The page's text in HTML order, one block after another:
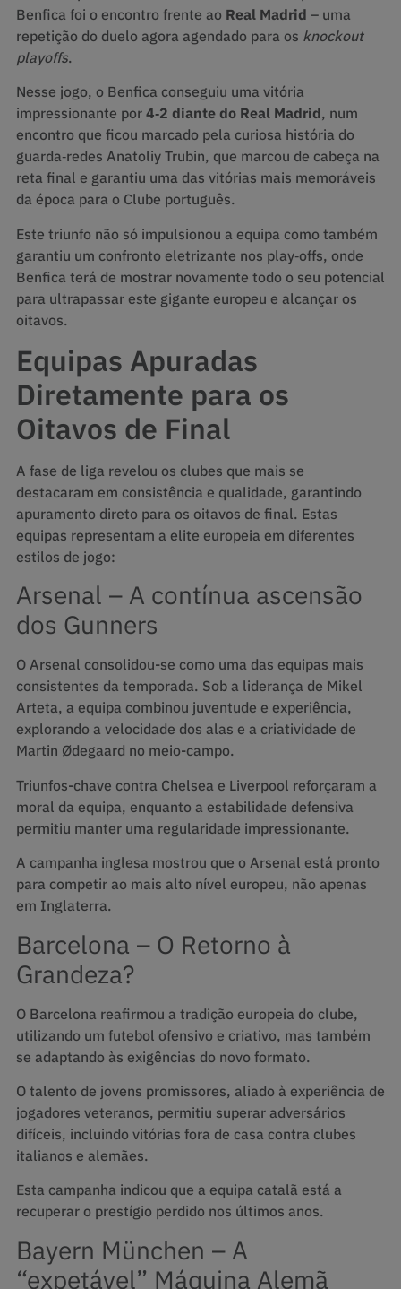
Benfica foi o encontro frente ao Real Madrid – uma
repetição do duelo agora agendado para os knockout
playoffs.
Nesse jogo, o Benfica conseguiu uma vitória
impressionante por 4‑2 diante do Real Madrid, num
encontro que ficou marcado pela curiosa história do
guarda‑redes Anatoliy Trubin, que marcou de cabeça na
reta final e garantiu uma das vitórias mais memoráveis
da época para o Clube português.
Este triunfo não só impulsionou a equipa como também
garantiu um confronto eletrizante nos play‑offs, onde
Benfica terá de mostrar novamente todo o seu potencial
para ultrapassar este gigante europeu e alcançar os
oitavos.
Equipas Apuradas
Diretamente para os
Oitavos de Final
A fase de liga revelou os clubes que mais se
destacaram em consistência e qualidade, garantindo
apuramento direto para os oitavos de final. Estas
equipas representam a elite europeia em diferentes
estilos de jogo:
Arsenal – A contínua ascensão
dos Gunners
O Arsenal consolidou-se como uma das equipas mais
consistentes da temporada. Sob a liderança de Mikel
Arteta, a equipa combinou juventude e experiência,
explorando a velocidade dos alas e a criatividade de
Martin Ødegaard no meio-campo.
Triunfos-chave contra Chelsea e Liverpool reforçaram a
moral da equipa, enquanto a estabilidade defensiva
permitiu manter uma regularidade impressionante.
A campanha inglesa mostrou que o Arsenal está pronto
para competir ao mais alto nível europeu, não apenas
em Inglaterra.
Barcelona – O Retorno à
Grandeza?
O Barcelona reafirmou a tradição europeia do clube,
utilizando um futebol ofensivo e criativo, mas também
se adaptando às exigências do novo formato.
O talento de jovens promissores, aliado à experiência de
jogadores veteranos, permitiu superar adversários
difíceis, incluindo vitórias fora de casa contra clubes
italianos e alemães.
Esta campanha indicou que a equipa catalã está a
recuperar o prestígio perdido nos últimos anos.
Bayern München – A
“expetável” Máquina Alemã